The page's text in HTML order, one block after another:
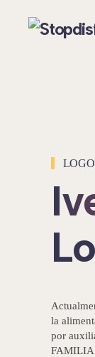
Skip to main
la
por